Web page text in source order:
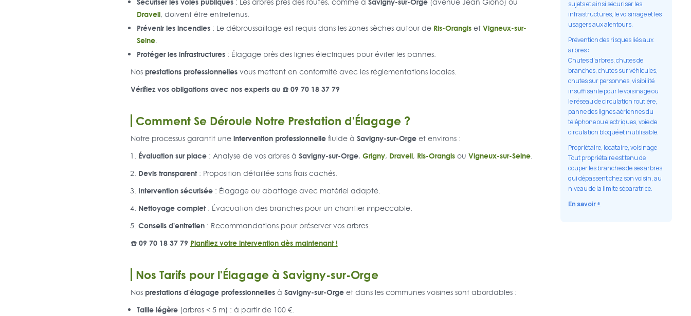
: Les arbres près des routes, comme à (avenue Jean Giono) ou
Draveil, doivent être entretenus.
Prévenir les incendies: Le débroussaillage est requis dans les zones sèches autour de Ris-Orangiset Vigneux-sur-
Seine.
Protéger les infrastructures: Élagage près des lignes électriques pour éviter les pannes.
Nos prestations professionnellesvous mettent en conformité avec les réglementations locales.
Vérifiez vos obligations avec nos experts au ☎️ 09 70 18 37 79
Comment Se Déroule Notre Prestation d'Élagage ?
Notre processus garantit une intervention professionnellefluide à Savigny-sur-Orgeet environs :
Évaluation sur place: Analyse de vos arbres à Savigny-sur-Orge, Grigny, Draveil, Ris-Orangisou Vigneux-sur-Seine.
Devis transparent: Proposition détaillée sans frais cachés.
Intervention sécurisée: Élagage ou abattage avec matériel adapté.
Nettoyage complet: Évacuation des branches pour un chantier impeccable.
Conseils d'entretien: Recommandations pour préserver vos arbres.
☎️ 09 70 18 37 79 Planifiez votre intervention dès maintenant !
Nos Tarifs pour l'Élagage à Savigny-sur-Orge
Nos prestations d'élagage professionnellesà Savigny-sur-Orgeet dans les communes voisines sont abordables :
Taille légère(arbres < 5 m) : à partir de 100 €.
sujets et ainsi sécuriser les
infrastructures, le voisinage et les
usagers aux alentours.
Prévention des risques liés aux
arbres :
Chutes d'arbres, chutes de
branches, chutes sur véhicules,
chutes sur personnes, visibilité
insuffisante pour le voisinage ou
le réseau de circulation routière,
panne des lignes aériennes du
téléphone ou électriques, voie de
circulation bloqué et inutilisable.
Propriétaire, locataire, voisinage :
Tout propriétaire est tenu de
couper les branches de ses arbres
qui dépassent chez son voisin, au
niveau de la limite séparatrice.
En savoir +